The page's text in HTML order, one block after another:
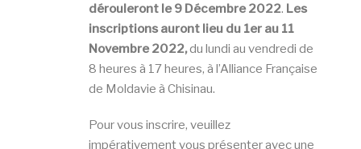
dérouleront le 9 Décembre 2022. Les
inscriptions auront lieu du 1er au 11
Novembre 2022,du lundi au vendredi de
8 heures à 17 heures, à l’Alliance Française
de Moldavie à Chisinau.
Pour vous inscrire, veuillez
impérativement vous présenter avec une